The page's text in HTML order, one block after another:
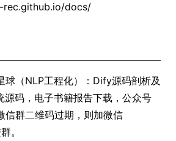
docs/
球（NLP工程化）：Dify源码剖析及
码，电子书籍报告下载，公众号
信群二维码过期，则加微信
。